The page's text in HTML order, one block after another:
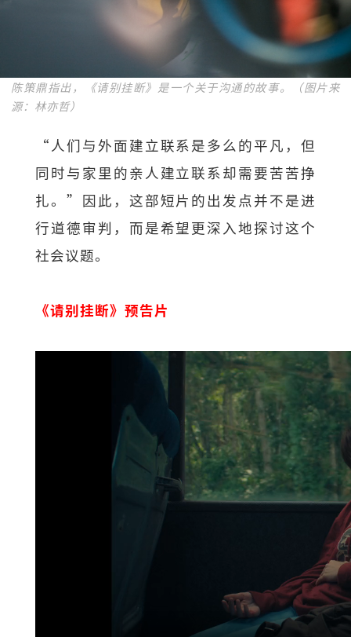
陈策鼎指出，《请别挂断》是一个关于沟通的故事。（图片来
源：林亦哲）
“人们与外面建立联系是多么的平凡，但
同时与家里的亲人建立联系却需要苦苦挣
扎。”因此，这部短片的出发点并不是进
行道德审判，而是希望更深入地探讨这个
社会议题。
《请别挂断》预告片